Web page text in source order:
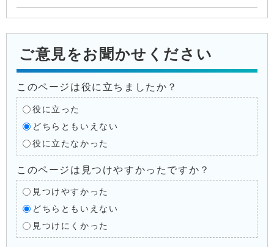
ご意見をお聞かせください
このページは役に立ちましたか？
役に立った
どちらともいえない
役に立たなかった
このページは見つけやすかったですか？
見つけやすかった
どちらともいえない
見つけにくかった